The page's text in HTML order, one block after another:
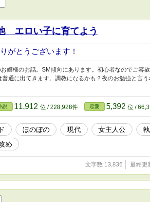
エロい子に育てよう
がとうございます！
嬢様のお話。SM傾向にあります。初心者なのでご容
通に出てきます。調教になるかも？夜のお勉強と言
説 11,912 位 / 228,928件 恋愛 5,392 位 /
ほのぼの 現代 女主人公
め
文字数 13,836 最終更